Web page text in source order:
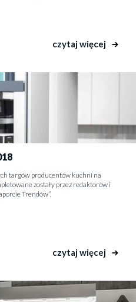
czytaj więcej
targów producentów kuchni na
zostały przez redaktorów i
Trendów”.
czytaj więcej